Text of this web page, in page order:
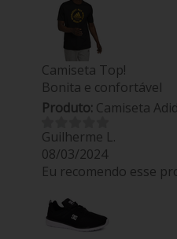
Camiseta Top!
Bonita e confortável
Produto: Camiseta
Guilherme L.
08/03/2024
Eu recomendo esse